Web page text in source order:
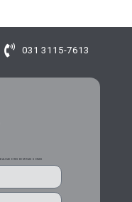
031 3115-7613
DE MINAS GERAIS